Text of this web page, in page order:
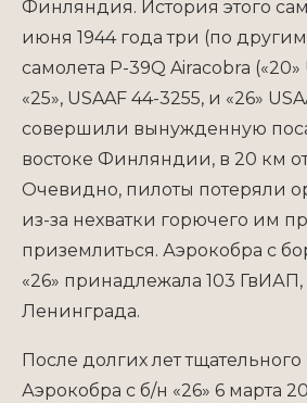
Финляндия. История этого
июня 1944 года три (по
самолета P-39Q Airacobra («20»
«25», USAAF 44-3255, и «26»
совершили вынужденную
востоке Финляндии, в 20 км от
Очевидно, пилоты потеряли
из-за нехватки горючего им
приземлиться. Аэрокобра с
«26» принадлежала 103
Ленинграда.
После долгих лет
Аэрокобра с б/н «26» 6 марта